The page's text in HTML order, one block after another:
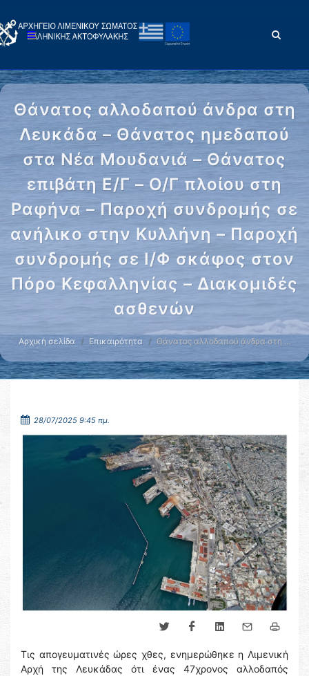
Θάνατος αλλοδαπού άνδρα στη
Λευκάδα – Θάνατος ημεδαπού
στα Νέα Μουδανιά – Θάνατος
επιβάτη Ε/Γ – Ο/Γ πλοίου στη
Ραφήνα – Παροχή συνδρομής σε
ανήλικο στην Κυλλήνη – Παροχή
συνδρομής σε Ι/Φ σκάφος στον
Πόρο Κεφαλληνίας – Διακομιδές
ασθενών
Αρχική σελίδα Επικαιρότητα Θάνατος αλλοδαπού άνδρα στη …
28/07/2025 9:45 πμ.
Τις απογευματινές ώρες χθες, ενημερώθηκε η Λιμενική
Αρχή της Λευκάδας ότι ένας 47χρονος αλλοδαπός